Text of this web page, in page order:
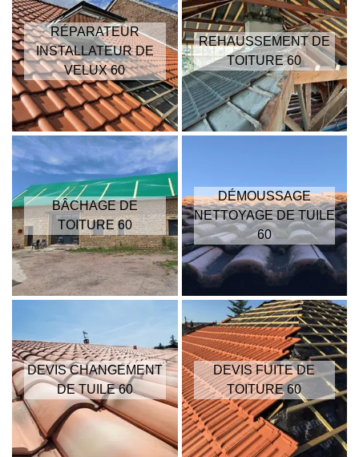
RÉPARATEUR
INSTALLATEUR DE
VELUX 60
REHAUSSEMENT DE
TOITURE 60
BÂCHAGE DE
TOITURE 60
DÉMOUSSAGE
NETTOYAGE DE TUILE
60
DEVIS CHANGEMENT
DE TUILE 60
DEVIS FUITE DE
TOITURE 60